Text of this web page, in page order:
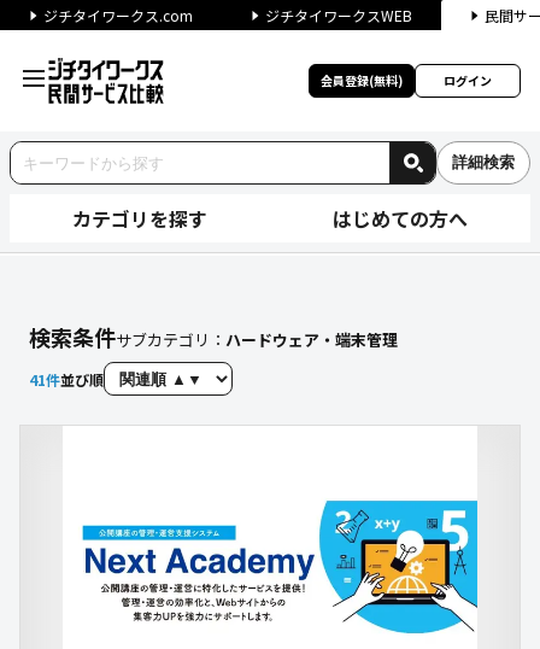
ジチタイワークス.com ジチタイワークスWEB 民間サ
会員登録(無料) ログイン
詳細検索
カテゴリを探す はじめての方へ
検索条件サブカテゴリ： ハードウェア・端末管理
41件並び順